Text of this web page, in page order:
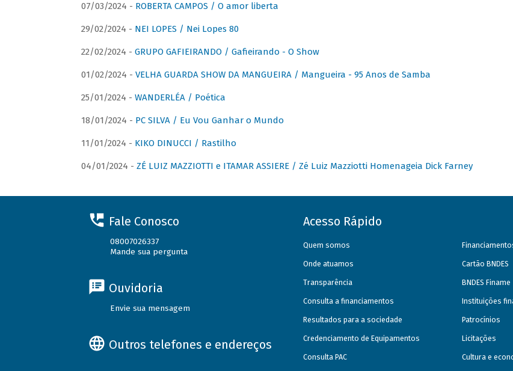
07/03/2024 - ROBERTA CAMPOS / O amor liberta
29/02/2024 - NEI LOPES / Nei Lopes 80
22/02/2024 - GRUPO GAFIEIRANDO / Gafieirando - O Show
01/02/2024 - VELHA GUARDA SHOW DA MANGUEIRA / Mangueira - 95 Anos de Samba
25/01/2024 - WANDERLÉA / Poética
18/01/2024 - PC SILVA / Eu Vou Ganhar o Mundo
11/01/2024 - KIKO DINUCCI / Rastilho
04/01/2024 - ZÉ LUIZ MAZZIOTTI e ITAMAR ASSIERE / Zé Luiz Mazziotti Homenageia Dick Farney
Fale Conosco
08007026337
Mande sua pergunta
Ouvidoria
Envie sua mensagem
Outros telefones e endereços
Acesso Rápido
Quem somos
Onde atuamos
Transparência
Consulta a financiamentos
Resultados para a sociedade
Credenciamento de Equipamentos
Consulta PAC
Cartão BNDES
BNDES Finame
Instituições
Patrocínios
Licitações
Cultura e